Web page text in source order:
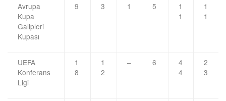
Avrupa
Kupa
Galipleri
Kupası
9 3 1 5
1
1
1
1
UEFA
Konferans
Ligi
1
8
1
2
– 6
4
4
2
3